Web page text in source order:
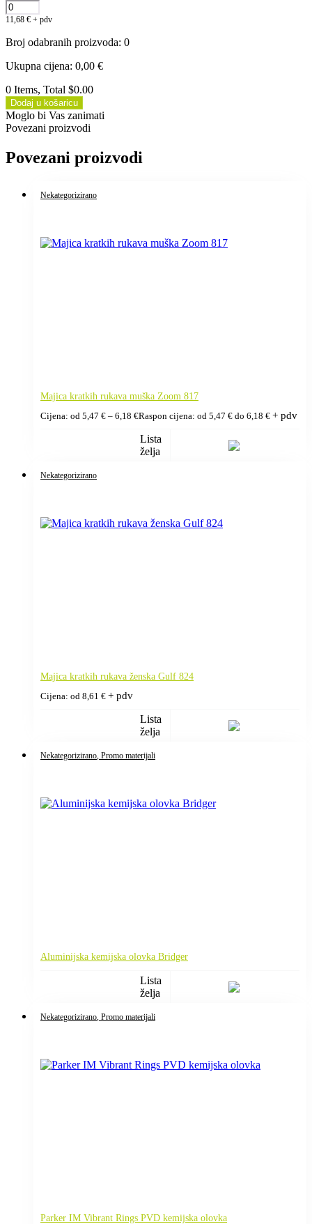
11,68 € + pdv
Broj odabranih proizvoda: 0
Ukupna cijena: 0,00 €
0 Items, Total $0.00
Dodaj u košaricu
Moglo bi Vas zanimati
Povezani proizvodi
Povezani proizvodi
Nekategorizirano
Majica kratkih rukava muška Zoom 817
Cijena: od 5,47 € – 6,18 €Raspon cijena: od 5,47 € do 6,18 € + pdv
Lista
želja
Nekategorizirano
Majica kratkih rukava ženska Gulf 824
Cijena: od 8,61 € + pdv
Lista
želja
Nekategorizirano , Promo materijali
Aluminijska kemijska olovka Bridger
Lista
želja
Nekategorizirano , Promo materijali
Parker IM Vibrant Rings PVD kemijska olovka